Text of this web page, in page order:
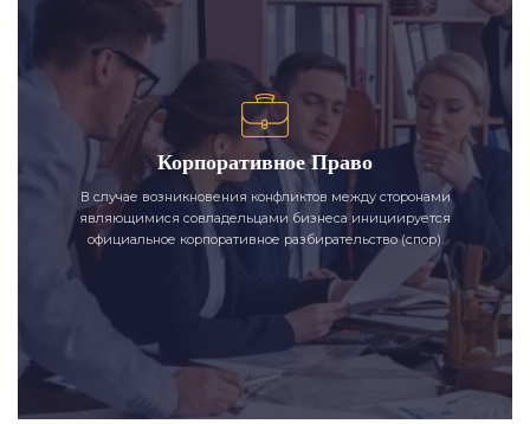
Корпоративное Право
В случае возникновения конфликтов между сторонами
являющимися совладельцами бизнеса инициируется
официальное корпоративное разбирательство (спор).